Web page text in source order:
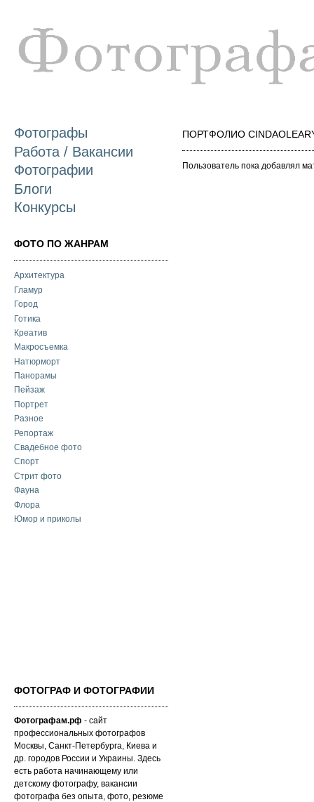
Фотографы
Работа / Вакансии
Фотографии
Блоги
Конкурсы
ФОТО ПО ЖАНРАМ
Архитектура
Гламур
Город
Готика
Креатив
Макросъемка
Натюрморт
Панорамы
Пейзаж
Портрет
Разное
Репортаж
Свадебное фото
Спорт
Стрит фото
Фауна
Флора
Юмор и приколы
ФОТОГРАФ И ФОТОГРАФИИ
Фотографам.рф - сайт
профессиональных фотографов
Москвы, Санкт-Петербурга, Киева и
др. городов России и Украины. Здесь
есть работа начинающему или
детскому фотографу, вакансии
фотографа без опыта, фото, резюме
ПОРТФОЛИО
Пользователь пока добавлял